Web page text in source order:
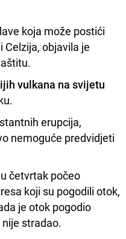
koja može postići
objavila je
vulkana na svijetu
erupcija,
nemoguće predvidjeti
četvrtak počeo
koji su pogodili otok,
je otok pogodio
stradao.